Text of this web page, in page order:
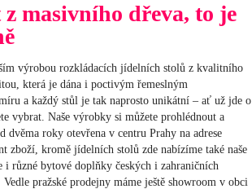
masivního dřeva, to je
výrobou rozkládacích jídelních stolů z kvalitního
která je dána i poctivým řemeslným
a každý stůl je tak naprosto unikátní – ať už jde o
vybrat. Naše výrobky si můžete prohlédnout a
roky otevřena v centru Prahy na adrese
zboží, kromě jídelních stolů zde nabízíme také naše
různé bytové doplňky českých i zahraničních
pražské prodejny máme ještě showroom v obci